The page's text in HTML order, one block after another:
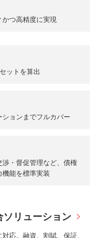
つ高精度に実現
ットを算出
ョンまでフルカバー
・督促管理など、債権
能を標準実装
ソリューション
応。融資、割賦、保証、